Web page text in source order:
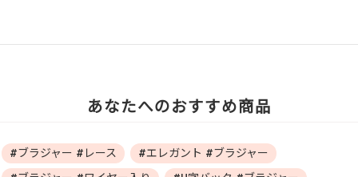
あなたへのおすすめ商品
#ブラジャー #レース
#エレガント #ブラジャー